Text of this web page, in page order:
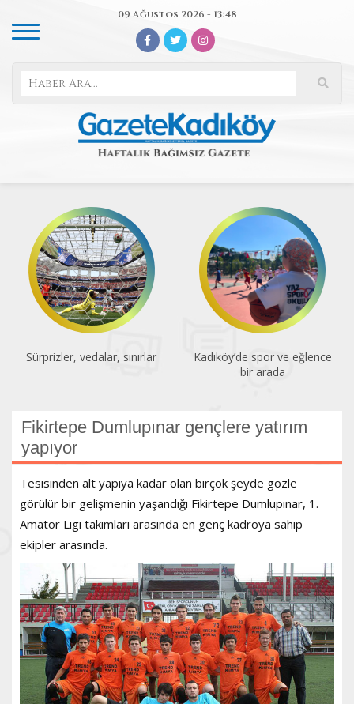
09 Ağustos 2026 - 13:48
Sürprizler, vedalar, sınırlar
Kadıköy’de spor ve eğlence
bir arada
Fikirtepe Dumlupınar gençlere yatırım
yapıyor
Tesisinden alt yapıya kadar olan birçok şeyde gözle
görülür bir gelişmenin yaşandığı Fikirtepe Dumlupınar, 1.
Amatör Ligi takımları arasında en genç kadroya sahip
ekipler arasında.